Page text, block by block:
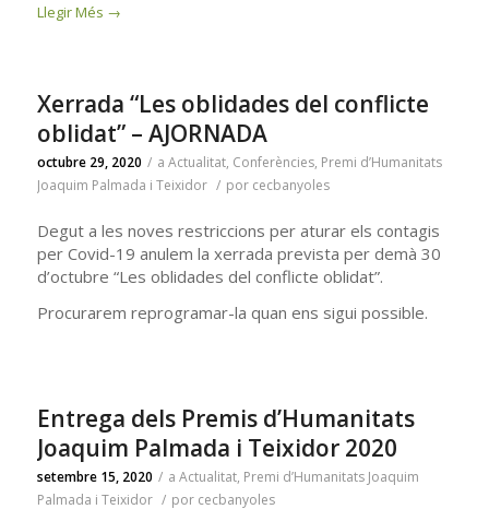
Llegir Més →
Xerrada “Les oblidades del conflicte
oblidat” – AJORNADA
octubre 29, 2020 / a Actualitat, Conferències, Premi d’Humanitats
Joaquim Palmada i Teixidor / por cecbanyoles
Degut a les noves restriccions per aturar els contagis
per Covid-19 anulem la xerrada prevista per demà 30
d’octubre “Les oblidades del conflicte oblidat”.
Procurarem reprogramar-la quan ens sigui possible.
Entrega dels Premis d’Humanitats
Joaquim Palmada i Teixidor 2020
setembre 15, 2020 / a Actualitat, Premi d’Humanitats Joaquim
Palmada i Teixidor / por cecbanyoles